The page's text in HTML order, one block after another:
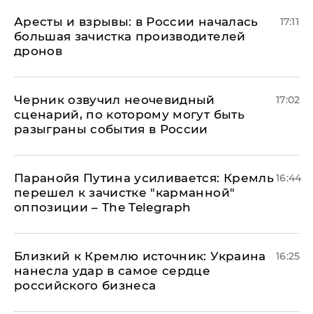
Аресты и взрывы: в России началась
большая зачистка производителей
дронов
17:11
Черник озвучил неочевидный
сценарий, по которому могут быть
разыграны события в России
17:02
Паранойя Путина усиливается: Кремль
перешел к зачистке "карманной"
оппозиции – The Telegraph
16:44
Близкий к Кремлю источник: Украина
нанесла удар в самое сердце
российского бизнеса
16:25